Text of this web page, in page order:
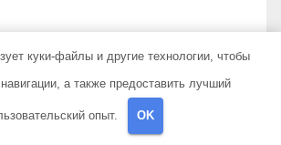
куки-файлы и другие технологии, чтобы
а также предоставить лучший
опыт. OK